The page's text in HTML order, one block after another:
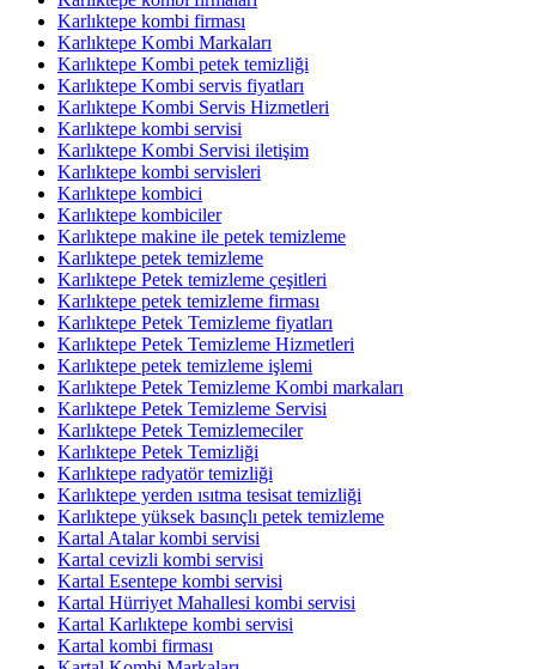
Karlıktepe kombi firması
Karlıktepe Kombi Markaları
Karlıktepe Kombi petek temizliği
Karlıktepe Kombi servis fiyatları
Karlıktepe Kombi Servis Hizmetleri
Karlıktepe kombi servisi
Karlıktepe Kombi Servisi iletişim
Karlıktepe kombi servisleri
Karlıktepe kombici
Karlıktepe kombiciler
Karlıktepe makine ile petek temizleme
Karlıktepe petek temizleme
Karlıktepe Petek temizleme çeşitleri
Karlıktepe petek temizleme firması
Karlıktepe Petek Temizleme fiyatları
Karlıktepe Petek Temizleme Hizmetleri
Karlıktepe petek temizleme işlemi
Karlıktepe Petek Temizleme Kombi markaları
Karlıktepe Petek Temizleme Servisi
Karlıktepe Petek Temizlemeciler
Karlıktepe Petek Temizliği
Karlıktepe radyatör temizliği
Karlıktepe yerden ısıtma tesisat temizliği
Karlıktepe yüksek basınçlı petek temizleme
Kartal Atalar kombi servisi
Kartal cevizli kombi servisi
Kartal Esentepe kombi servisi
Kartal Hürriyet Mahallesi kombi servisi
Kartal Karlıktepe kombi servisi
Kartal kombi firması